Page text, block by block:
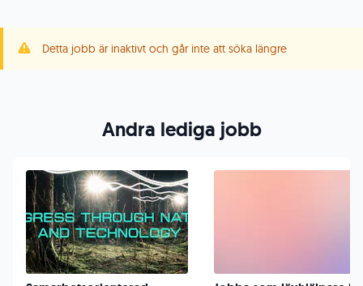
Detta jobb är inaktivt och går inte att söka längre
Andra lediga jobb